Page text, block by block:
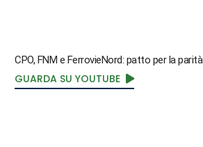
CPO, FNM e FerrovieNord: patto per la parità
GUARDA SU YOUTUBE